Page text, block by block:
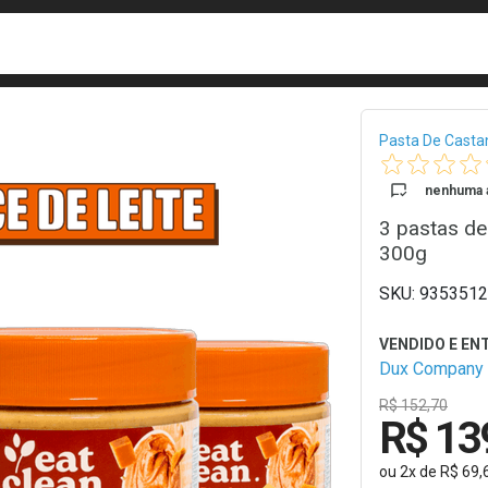
Pasta De
nenhuma
3 pastas
300g
Dux Company
R$ 152,70
R$
ou 2xde R$